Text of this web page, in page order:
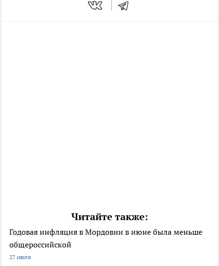
Читайте также:
Годовая инфляция в Мордовии в июне была меньше
общероссийской
27 июля